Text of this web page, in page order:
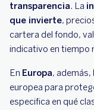
transparencia. La
que invierte,
cartera del fondo,
indicativo en tiempo
En Europa, además,
europea para
especifica en qué